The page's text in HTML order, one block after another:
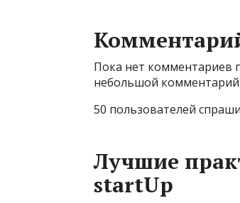
Пока нет комментариев
небольшой
50 пользователей
Лучшие
startUp